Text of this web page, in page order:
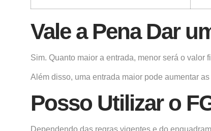
Vale a Pena Dar
Sim. Quanto maior a entrada, menor será o
Além disso, uma entrada maior pode aumentar
Posso Utilizar o
Dependendo das regras vigentes e do